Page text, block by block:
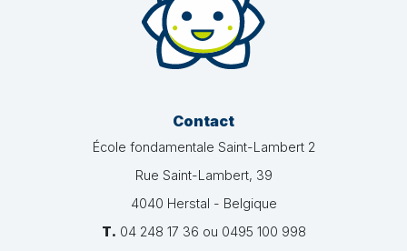
Contact
École fondamentale Saint-Lambert 2
Rue Saint-Lambert, 39
4040 Herstal - Belgique
T. 04 248 17 36 ou 0495 100 998